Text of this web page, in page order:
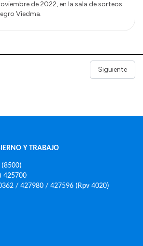
de 2022, en la sala de sorteos
Viedma.
Siguiente
Y TRABAJO
425700
/ 427980 / 427596 (Rpv 4020)